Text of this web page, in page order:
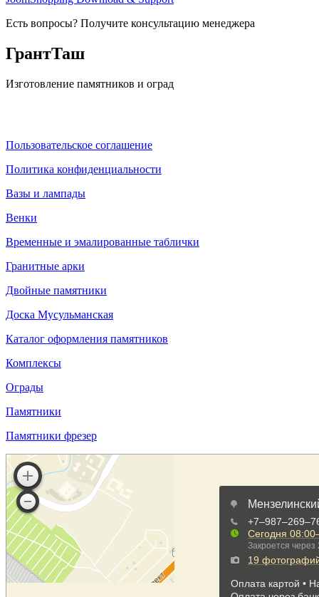
Есть вопросы? Получите консультацию менеджера
ГрантТаш
Изготовление памятников и оград
Пользовательское соглашение
Политика конфиденциальности
Вазы и лампады
Венки
Временные и эмалированные таблички
Гранитные арки
Двойные памятники
Доска Мусульманская
Каталог оформления памятников
Комплексы
Ограды
Памятники
Памятники фрезер